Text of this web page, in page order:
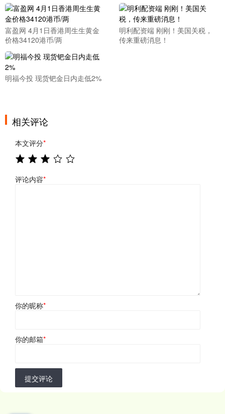
富盈网 4月1日香港周生生黄金
价格34120港币/两
明利配资端 刚刚！美国关税，
传来重磅消息！
明福今投 现货钯金日内走低2%
相关评论
本文评分*
评论内容*
你的昵称*
你的邮箱*
提交评论